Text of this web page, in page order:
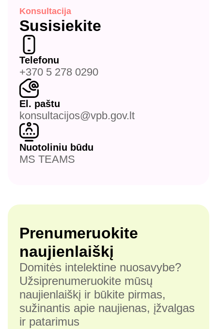
Konsultacija
Susisiekite
Telefonu
+370 5 278 0290
El. paštu
konsultacijos@vpb.gov.lt
Nuotoliniu būdu
MS TEAMS
Prenumeruokite
naujienlaiškį
Domitės intelektine nuosavybe?
Užsiprenumeruokite mūsų
naujienlaiškį ir būkite pirmas,
sužinantis apie naujienas, įžvalgas
ir patarimus